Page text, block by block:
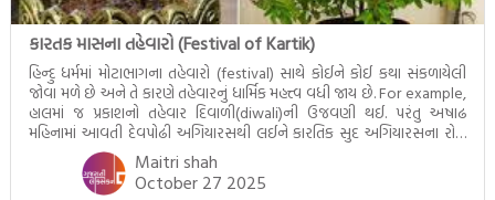
કારતક માસના તહેવારો (Festival of Kartik)
હિન્દુ ધર્મમાં મોટાભાગના તહેવારો (festival) સાથે કોઈને કોઈ કથા સંકળાયેલી
જોવા મળે છે અને તે કારણે તહેવારનું ધાર્મિક મહત્ત્વ વધી જાય છે. For example,
હાલમાં જ પ્રકાશનો તહેવાર દિવાળી(diwali)ની ઉજવણી થઈ. પરંતુ અષાઢ
મહિનામાં આવતી દેવપોઢી અગિયારસથી લઈને કારતિક સુદ અગિયારસના રોજ
આવતી દેવ ઊઠી અગિયારસ વચ્ચે મોટેભાગે યજ્ઞોપવીત સંસ્કાર, લગ્ન,
દીક્ષાગ્રહણ, યજ્ઞ, ગૃહપ્રવેશ જેવા […]
Maitri shah
October 27 2025